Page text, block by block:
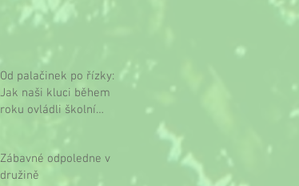
Od palačinek po řízky:
Jak naši kluci během
roku ovládli školní
Zábavné odpoledne v
družině